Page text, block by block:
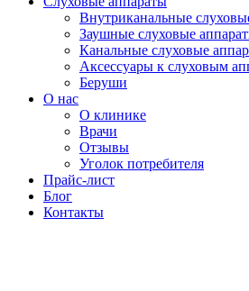
Внутриканальные
Заушные слуховые
Канальные слуховые
Аксессуары к слуховым
Беруши
О нас
О клинике
Врачи
Отзывы
Уголок потребителя
Прайс-лист
Блог
Контакты